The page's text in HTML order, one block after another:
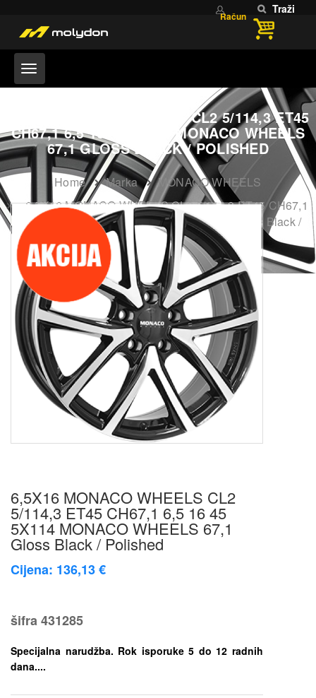
Račun
Traži
6,5X16 MONACO WHEELS CL2 5/114,3 ET45
CH67,1 6,5 16 45 5X114 MONACO WHEELS
67,1 GLOSS BLACK / POLISHED
Home Marka
MONACO WHEELS
6,5X16 MONACO WHEELS CL2 5/114,3 ET45 CH67,1
6,5 16 45 5X114 MONACO WHEELS 67,1 Gloss Black /
Polished
6,5X16 MONACO WHEELS CL2
5/114,3 ET45 CH67,1 6,5 16 45
5X114 MONACO WHEELS 67,1
Gloss Black / Polished
Cijena: 136,13 €
šifra431285
Specijalna narudžba. Rok isporuke 5 do 12 radnih
dana....